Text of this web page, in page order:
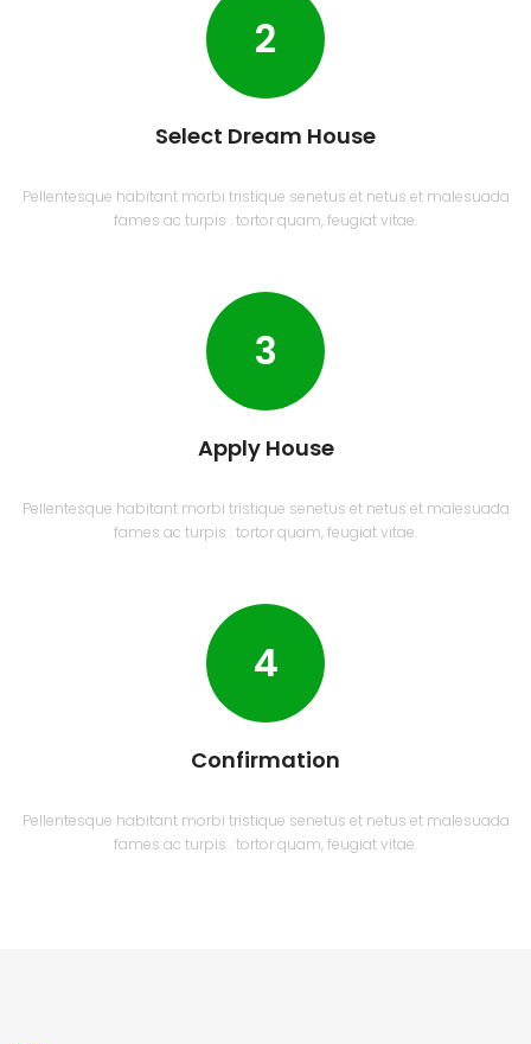
2
Select Dream House
Pellentesque habitant morbi tristique senetus et netus et malesuada
fames ac turpis . tortor quam, feugiat vitae.
3
Apply House
Pellentesque habitant morbi tristique senetus et netus et malesuada
fames ac turpis . tortor quam, feugiat vitae.
4
Confirmation
Pellentesque habitant morbi tristique senetus et netus et malesuada
fames ac turpis . tortor quam, feugiat vitae.